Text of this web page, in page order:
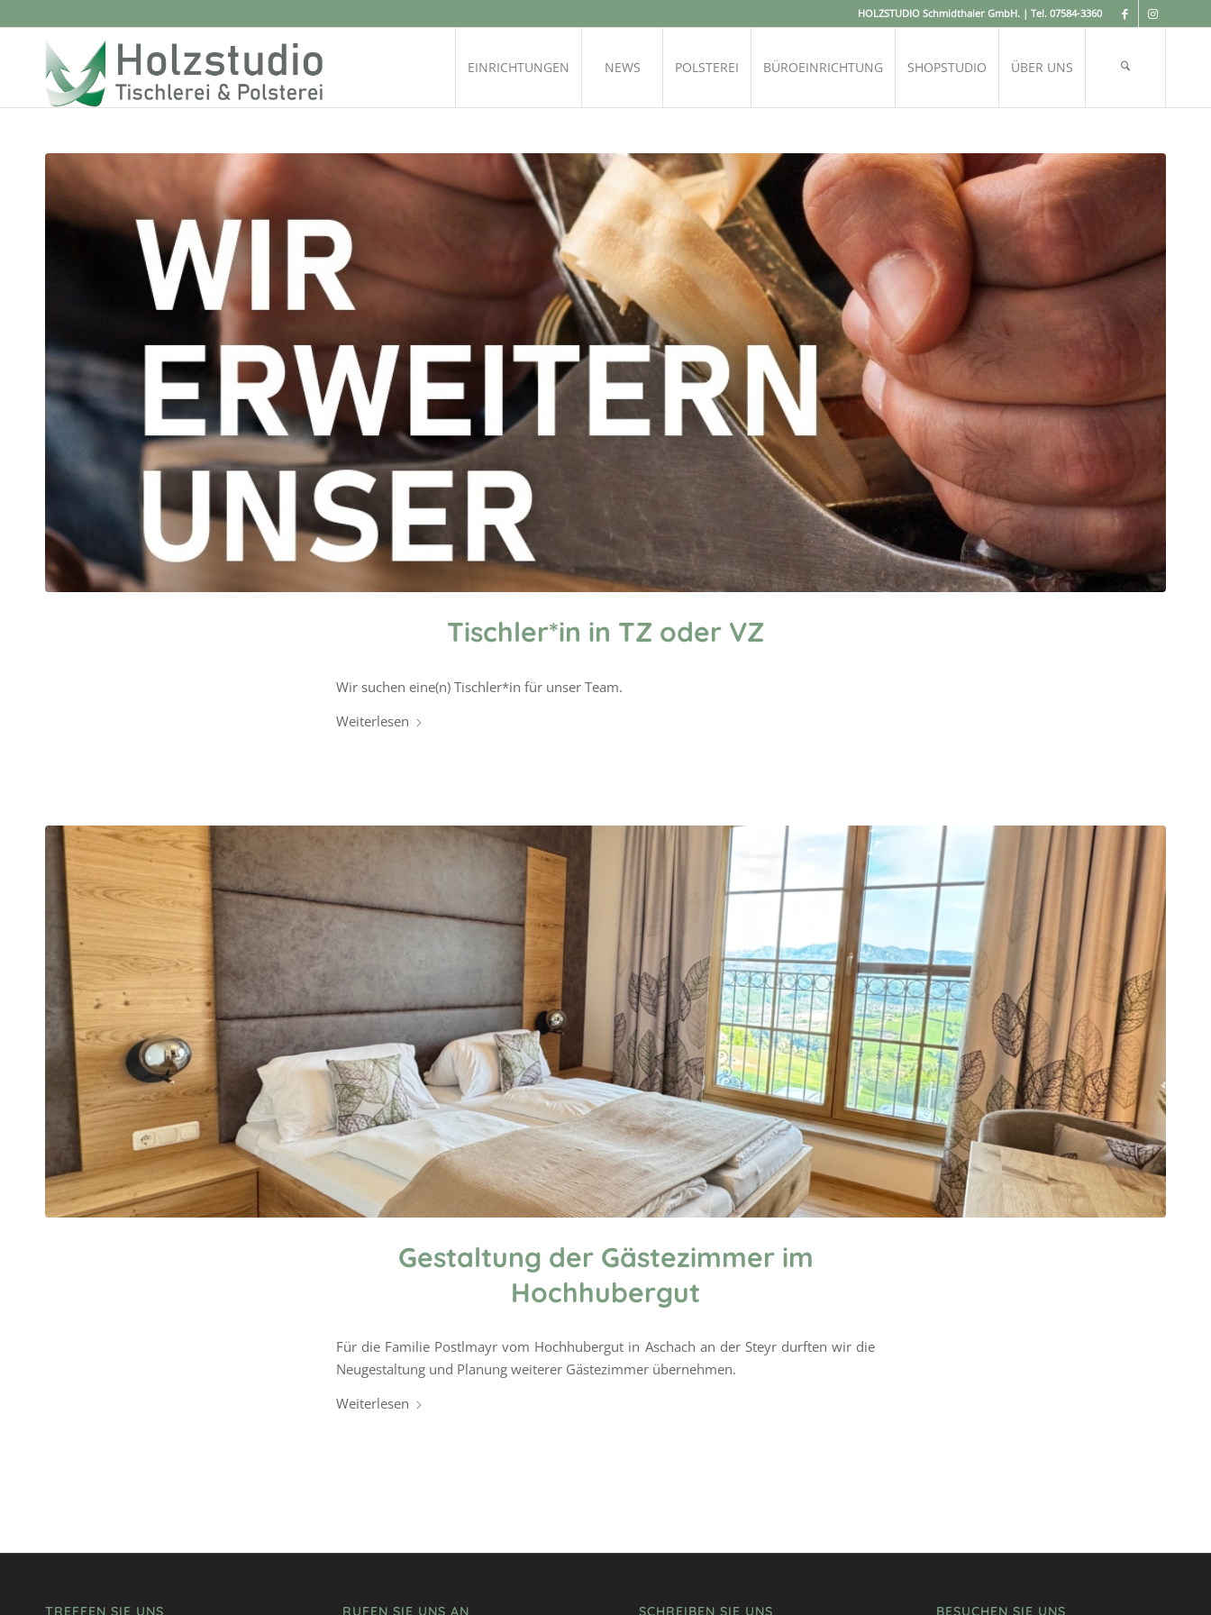
HOLZSTUDIO Schmidthaler GmbH. | Tel. 07584-3360
EINRICHTUNGEN NEWS POLSTEREI BÜROEINRICHTUNG SHOPSTUDIO ÜBER UNS
Tischler*in in TZ oder VZ
Wir suchen eine(n) Tischler*in für unser Team.
Weiterlesen
Gestaltung der Gästezimmer im
Hochhubergut
Für die Familie Postlmayr vom Hochhubergut in Aschach an der Steyr durften wir die
Neugestaltung und Planung weiterer Gästezimmer übernehmen.
Weiterlesen
TREFFEN SIE UNS RUFEN SIE UNS AN SCHREIBEN SIE UNS BESUCHEN SIE UNS